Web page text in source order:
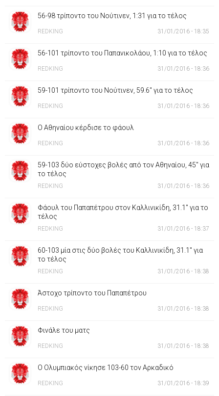
56-98 τρίποντο του Νούτινεν, 1:31 για το τέλος
REDKING 31/01/2016 - 18:35
56-101 τρίποντο του Παπανικολάου, 1:10 για το τέλος
REDKING 31/01/2016 - 18:36
59-101 τρίποντο του Νούτινεν, 59.6'' για το τέλος
REDKING 31/01/2016 - 18:36
Ο Αθηναίου κέρδισε το φάουλ
REDKING 31/01/2016 - 18:36
59-103 δύο εύστοχες βολές από τον Αθηναίου, 45'' για
το τέλος
REDKING 31/01/2016 - 18:36
Φάουλ του Παπαπέτρου στον Καλλινικίδη, 31.1'' για το
τέλος
REDKING 31/01/2016 - 18:37
60-103 μία στις δύο βολές του Καλλινικίδη, 31.1'' για
το τέλος
REDKING 31/01/2016 - 18:38
Άστοχο τρίποντο του Παπαπέτρου
REDKING 31/01/2016 - 18:38
Φινάλε του ματς
REDKING 31/01/2016 - 18:38
Ο Ολυμπιακός νίκησε 103-60 τον Αρκαδικό
REDKING 31/01/2016 - 18:39